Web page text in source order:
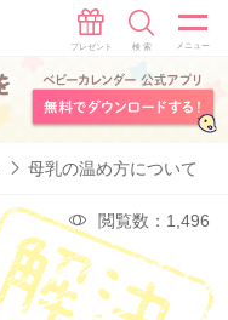
母乳の温め方について
閲覧数：1,496